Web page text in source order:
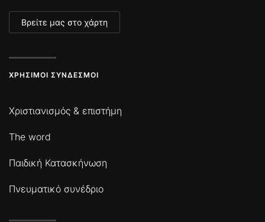
Βρείτε μας στο χάρτη
ΧΡΉΣΙΜΟΙ ΣΎΝΔΕΣΜΟΙ
Χριστιανισμός & επιστήμη
The word
Παιδική Κατασκήνωση
Πνευματικό συνέδριο